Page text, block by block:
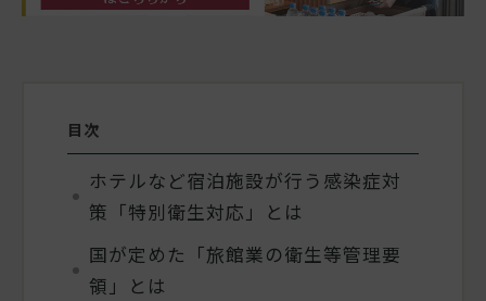
目次
ホテルなど宿泊施設が行う感染症対
策「特別衛生対応」とは
国が定めた「旅館業の衛生等管理要
領」とは